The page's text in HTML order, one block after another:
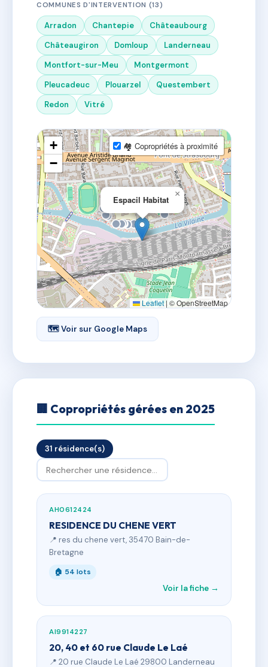
COMMUNES D'INTERVENTION (13)
Arradon Chantepie
Châteaubourg
Châteaugiron
Domloup
Landerneau
Montfort-sur-Meu
Montgermont
Pleucadeuc
Plouarzel
Questembert
Redon
Vitré
Espacil Habitat
×
+
−
🏘 Copropriétés à proximité
Leaflet|© OpenStreetMap
🗺 Voir sur Google Maps
🏢 Copropriétés gérées en 2025
31 résidence(s)
AH0612424
RESIDENCE DU CHENE VERT
📍 res du chene vert, 35470 Bain-de-
Bretagne
🏠 54 lots
Voir la fiche →
AI9914227
20, 40 et 60 rue Claude Le Laé
📍 20 rue Claude Le Laé 29800 Landerneau